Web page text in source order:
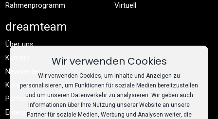
Rahmenprogramm
Virtuell
dreamteam
Über uns
Karriere
Newsletter
Kontakt
Partner werden
Enterprise
Wir verwenden Cookies
Wir verwenden Cookies, um Inhalte und Anzeigen zu
personalisieren, um Funktionen für soziale Medien bereitzustellen
und um unseren Datenverkehr zu analysieren. Wir geben auch
Informationen über Ihre Nutzung unserer Website an unsere
Partner für soziale Medien, Werbung und Analysen weiter, die